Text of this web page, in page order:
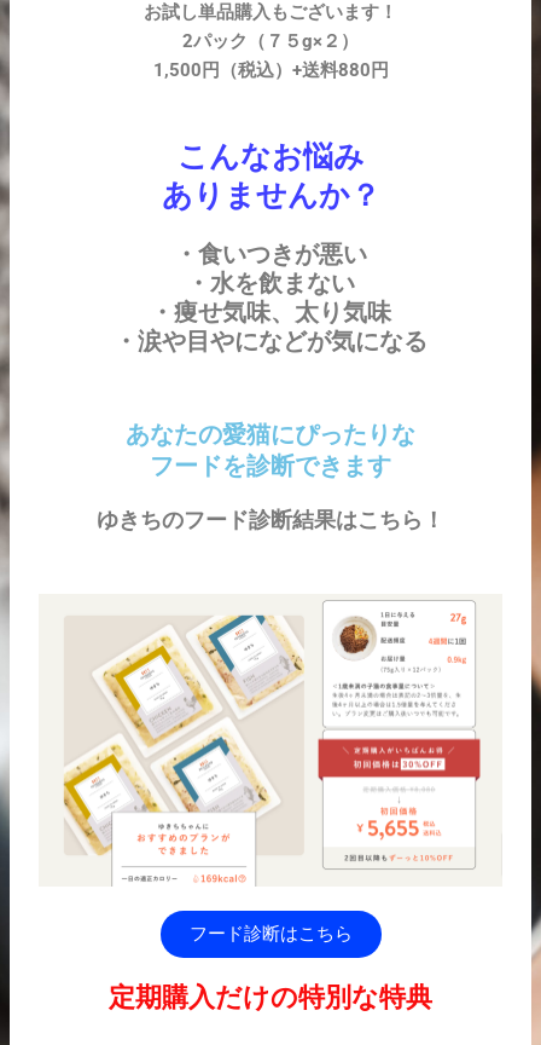
お試し単品購入もございます！
2パック（７５g×２）
1,500円（税込）+送料880円
こんなお悩み
ありませんか？
・食いつきが悪い
・水を飲まない
・痩せ気味、太り気味
・涙や目やになどが気になる
あなたの愛猫にぴったりな
フードを診断できます
ゆきちのフード診断結果はこちら！
フード診断はこちら
定期購入だけの特別な特典